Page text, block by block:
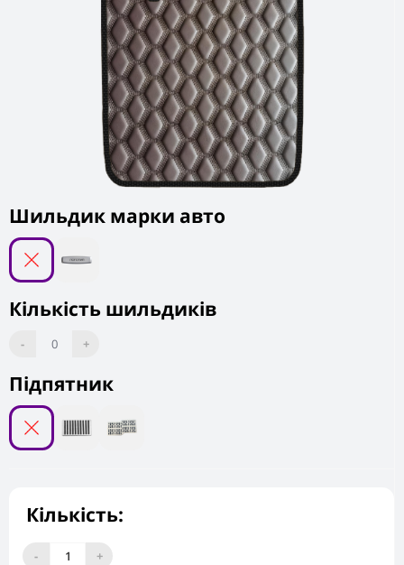
Підпятник
Шильдик марки авто
Кількість шильдиків
- 0 +
Кількість:
- +